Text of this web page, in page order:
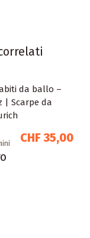
CHF 35,00